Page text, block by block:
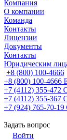
Компания
О компании
Команда
Контакты
Лицензии
Документы
Контакты
Юридическим
+8 (800) 100-4666
+8 (800) 100-4666
+7 (4112) 355-472
+7 (4112) 355-367
+7 (924) 765-70-19
Задать вопрос
Войти